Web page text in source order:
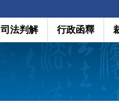
司法判解 行政函釋